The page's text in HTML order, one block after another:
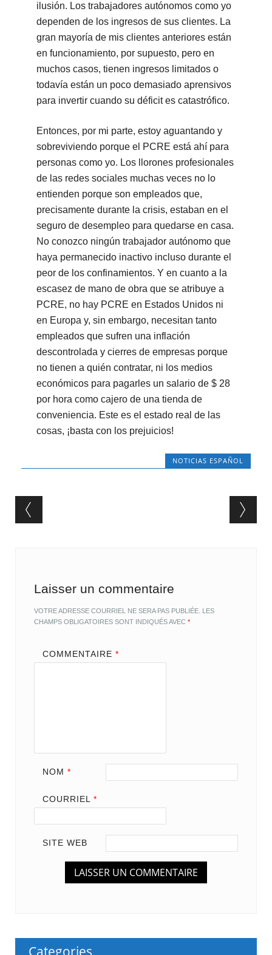
ilusión. Los trabajadores autónomos como yo
dependen de los ingresos de sus clientes. La
gran mayoría de mis clientes anteriores están
en funcionamiento, por supuesto, pero en
muchos casos, tienen ingresos limitados o
todavía están un poco demasiado aprensivos
para invertir cuando su déficit es catastrófico.
Entonces, por mi parte, estoy aguantando y
sobreviviendo porque el PCRE está ahí para
personas como yo. Los llorones profesionales
de las redes sociales muchas veces no lo
entienden porque son empleados que,
precisamente durante la crisis, estaban en el
seguro de desempleo para quedarse en casa.
No conozco ningún trabajador autónomo que
haya permanecido inactivo incluso durante el
peor de los confinamientos. Y en cuanto a la
escasez de mano de obra que se atribuye a
PCRE, no hay PCRE en Estados Unidos ni
en Europa y, sin embargo, necesitan tanto
empleados que sufren una inflación
descontrolada y cierres de empresas porque
no tienen a quién contratar, ni los medios
económicos para pagarles un salario de $ 28
por hora como cajero de una tienda de
conveniencia. Este es el estado real de las
cosas, ¡basta con los prejuicios!
NOTICIAS ESPAÑOL
Post navigation
Laisser un commentaire
VOTRE ADRESSE COURRIEL NE SERA PAS PUBLIÉE. LES
CHAMPS OBLIGATOIRES SONT INDIQUÉS AVEC*
COMMENTAIRE *
NOM *
COURRIEL *
SITE WEB
Categories